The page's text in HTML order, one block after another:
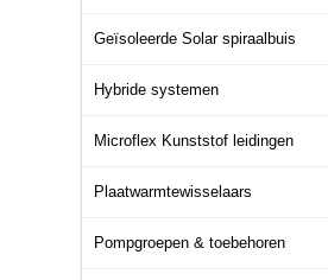
Geïsoleerde Solar spiraalbuis
Hybride systemen
Microflex Kunststof leidingen
Plaatwarmtewisselaars
Pompgroepen & toebehoren